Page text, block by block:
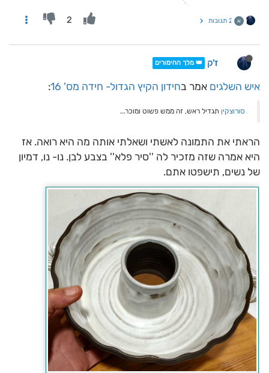
א 2 תגובות 2
ז'ק 👑 מלך ההימורים
איש השלגים אמר בחידון הקיץ הגדול- חידה מס' 16 :
סורוצקין תגדיל ראש, זה ממש פשוט ומוכר...
הראתי את התמונה לאשתי ושאלתי אותה מה היא רואה. אז
היא אמרה שזה מזכיר לה ''סיר פלא'' בצבע לבן. נו- נו, דמיון
של נשים, תישפטו אתם.